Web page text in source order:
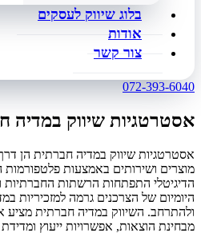
בלוג שיווק לעסקים
אודות
צור קשר
072-393-6040
אסטרטגיות שיווק במדיה
אסטרטגיות שיווק במדיה חברתית הן
מוצרים ושירותים באמצעות
הדיגיטלי התפתחות הרשתות החברתיות
היומיום של הצרכנים גרמה למזכיריות
ולהתרחב. השיווק במדיה חברתית מציע
מבחינת הוצאות, אפשרויות ייעוץ